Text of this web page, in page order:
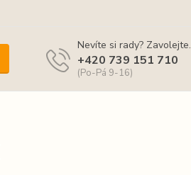
Nevíte si rady? Zavolejte.
+420 739 151 710
(Po-Pá 9-16)